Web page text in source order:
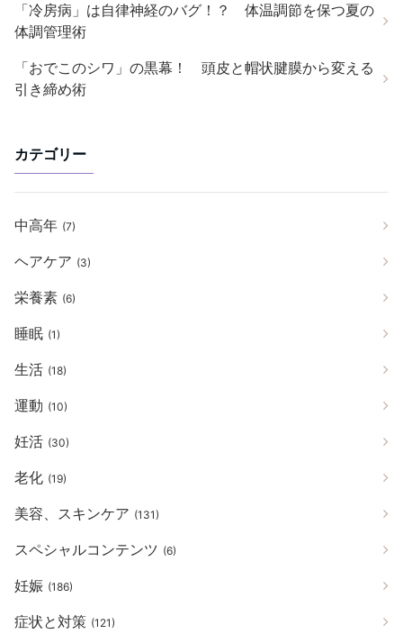
「冷房病」は自律神経のバグ！？ 体温調節を保つ夏の
体調管理術
「おでこのシワ」の黒幕！ 頭皮と帽状腱膜から変える
引き締め術
カテゴリー
中高年 (7)
ヘアケア (3)
栄養素 (6)
睡眠 (1)
生活 (18)
運動 (10)
妊活 (30)
老化 (19)
美容、スキンケア (131)
スペシャルコンテンツ (6)
妊娠 (186)
症状と対策 (121)